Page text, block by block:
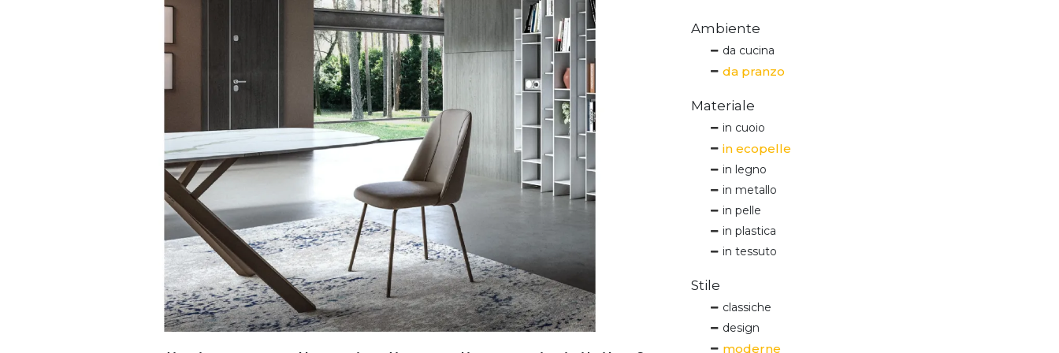
Ambiente
da cucina
da pranzo
Materiale
in cuoio
in ecopelle
in legno
in metallo
in pelle
in plastica
in tessuto
Stile
classiche
design
moderne